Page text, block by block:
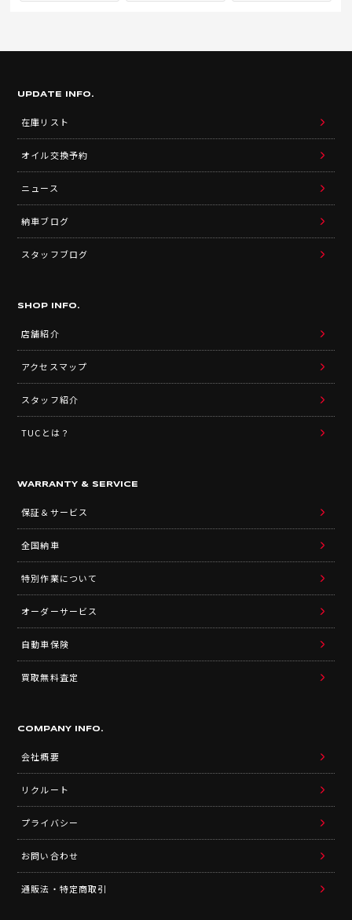
UPDATE INFO.
在庫リスト
オイル交換予約
ニュース
納車ブログ
スタッフブログ
SHOP INFO.
店舗紹介
アクセスマップ
スタッフ紹介
TUCとは？
WARRANTY & SERVICE
保証＆サービス
全国納車
特別作業について
オーダーサービス
自動車保険
買取無料査定
COMPANY INFO.
会社概要
リクルート
プライバシー
お問い合わせ
通販法・特定商取引